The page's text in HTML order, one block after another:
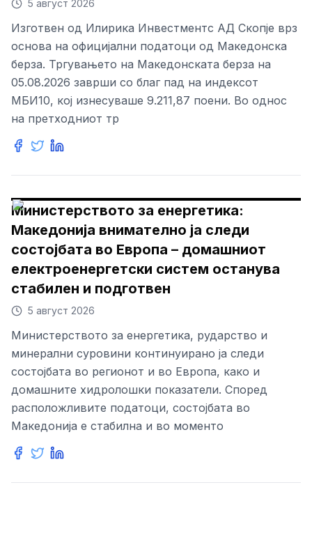
5 август 2026
Изготвен од Илирика Инвестментс АД Скопје врз
основа на официјални податоци од Македонска
берза. Тргувањето на Македонската берза на
05.08.2026 заврши со благ пад на индексот
МБИ10, кој изнесуваше 9.211,87 поени. Во однос
на претходниот тр
Министерството за енергетика:
Македонија внимателно ја следи
состојбата во Европа – домашниот
електроенергетски систем останува
стабилен и подготвен
5 август 2026
Министерството за енергетика, рударство и
минерални суровини континуирано ја следи
состојбата во регионот и во Европа, како и
домашните хидролошки показатели. Според
расположливите податоци, состојбата во
Македонија е стабилна и во моменто